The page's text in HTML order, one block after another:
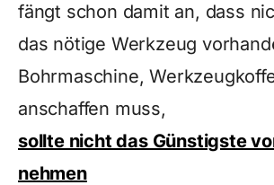
fängt schon damit an, dass
das nötige Werkzeug
Bohrmaschine,
anschaffen muss,
sollte nicht das Günstigste
nehmen